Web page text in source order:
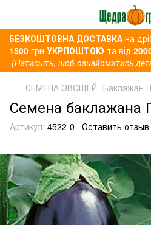
БЕЗКОШТОВНА ДОСТАВКАна
1500 грн УКРПОШТОЮ та від
(Натисніть, щоб ознайомитись
СЕМЕНА ОВОЩЕЙ Баклажан
Семена баклажана
Артикул: 4522-0 Оставить отзыв